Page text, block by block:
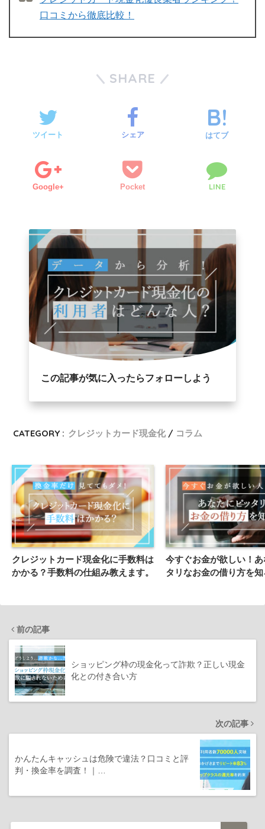
口コミから徹底比較！
SHARE
ツイート シェア はてブ
Google+ Pocket LINE
この記事が気に入ったらフォローしよう
CATEGORY : クレジットカード現金化 コラム
クレジットカード現金化に手数料は
かかる？手数料の仕組み教えます。
今すぐお金が欲しい！
タリなお金の借り方を
前の記事
ショッピング枠の現金化って詐欺？正しい現金
化との付き合い方
次の記事
かんたんキャッシュは危険で違法？口コミと評
判・換金率を調査！｜…